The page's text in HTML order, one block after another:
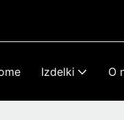
Izdelki O